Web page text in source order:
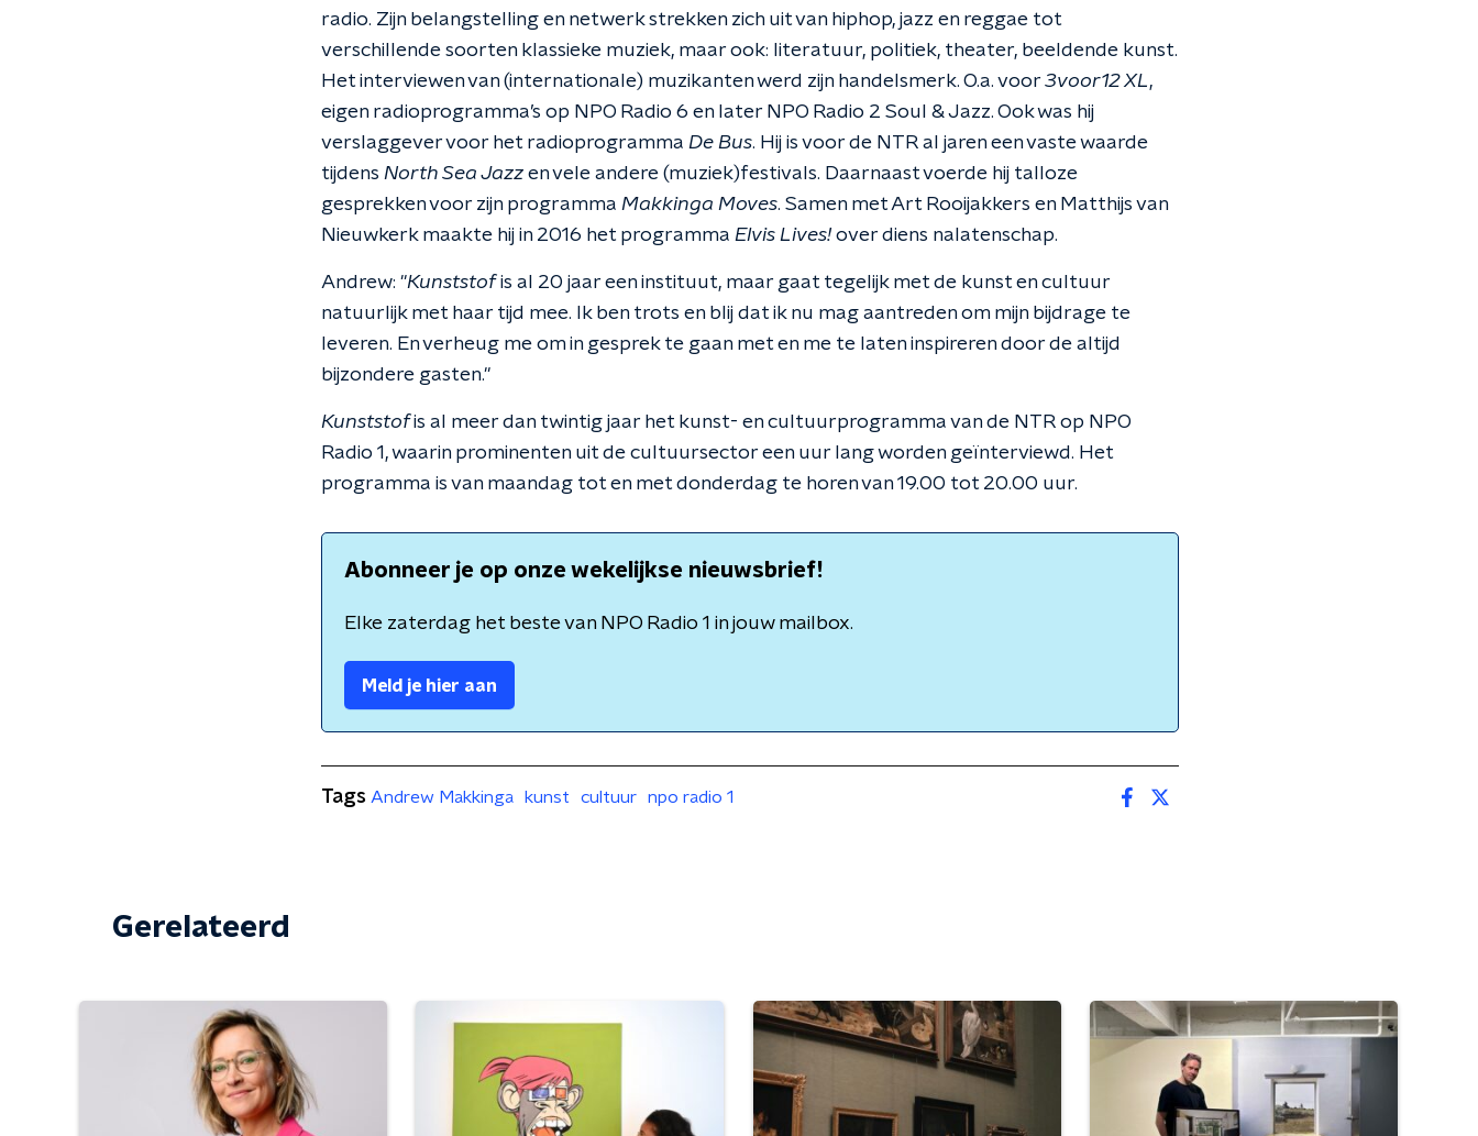
radio. Zijn belangstelling en netwerk strekken zich uit van hiphop, jazz en reggae tot
verschillende soorten klassieke muziek, maar ook: literatuur, politiek, theater, beeldende kunst.
Het interviewen van (internationale) muzikanten werd zijn handelsmerk. O.a. voor3voor12 XL,
eigen radioprogramma’s op NPO Radio 6 en later NPO Radio 2 Soul & Jazz. Ook was hij
verslaggever voor het radioprogramma De Bus. Hij is voor de NTR al jaren een vaste waarde
tijdens North Sea Jazz en vele andere (muziek)festivals. Daarnaast voerde hij talloze
gesprekken voor zijn programma Makkinga Moves. Samen met Art Rooijakkers en Matthijs van
Nieuwkerk maakte hij in 2016 het programma Elvis Lives!over diens nalatenschap.
Andrew: "Kunststofis al 20 jaar een instituut, maar gaat tegelijk met de kunst en cultuur
natuurlijk met haar tijd mee. Ik ben trots en blij dat ik nu mag aantreden om mijn bijdrage te
leveren. En verheug me om in gesprek te gaan met en me te laten inspireren door de altijd
bijzondere gasten."
Kunststofis al meer dan twintig jaar het kunst- en cultuurprogramma van de NTR op NPO
Radio 1, waarin prominenten uit de cultuursector een uur lang worden geïnterviewd. Het
programma is van maandag tot en met donderdag te horen van 19.00 tot 20.00 uur.
Abonneer je op onze wekelijkse nieuwsbrief!
Elke zaterdag het beste van NPO Radio 1 in jouw mailbox.
Meld je hier aan
Tags Andrew Makkinga kunst cultuur npo radio 1
Gerelateerd